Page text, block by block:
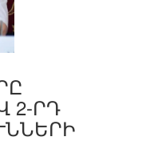
2-ՐԴ